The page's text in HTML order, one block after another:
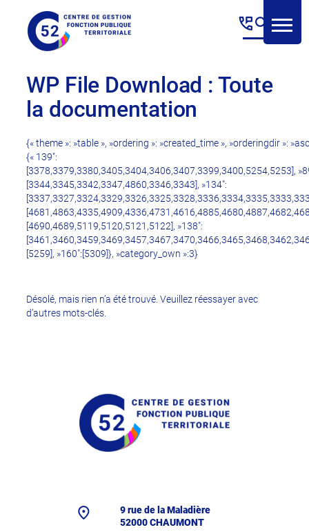
WP File Download :Toute
la documentation
{« theme »: »table », »ordering »: »created_time », »orderingdir »:
{« 139″:
[3378,3379,3380,3405,3404,3406,3407,3399,3400,5254,5253],
[3344,3345,3342,3347,4860,3346,3343], »134″:
[4690,4689,5119,5120,5121,5122], »138″:
[5259], »160″:[5309]}, »category_own »:3}
Désolé, mais rien n’a été trouvé. Veuillez réessayer avec
d’autres mots-clés.
9 rue de la Maladière
52000 CHAUMONT